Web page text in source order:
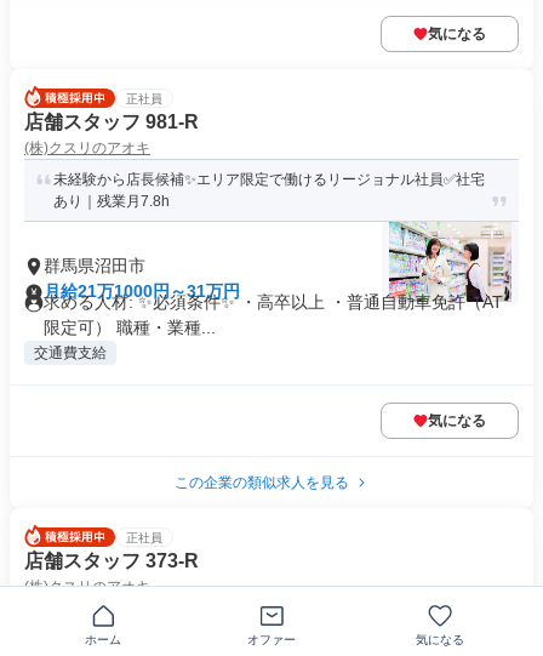
気になる
正社員
店舗スタッフ 981-R
(株)クスリのアオキ
未経験から店長候補✨エリア限定で働けるリージョナル社員✅社宅
あり｜残業月7.8h
群馬県沼田市
月給21万1000円～31万円
求める人材: ✨必須条件✨ ・高卒以上 ・普通自動車免許（AT
限定可） 職種・業種...
交通費支給
気になる
この企業の類似求人を見る
正社員
店舗スタッフ 373-R
(株)クスリのアオキ
未経験から店長候補✨エリア限定で働けるリージョナル社員✅社宅
あり｜残業月7.8h
ホーム オファー 気になる